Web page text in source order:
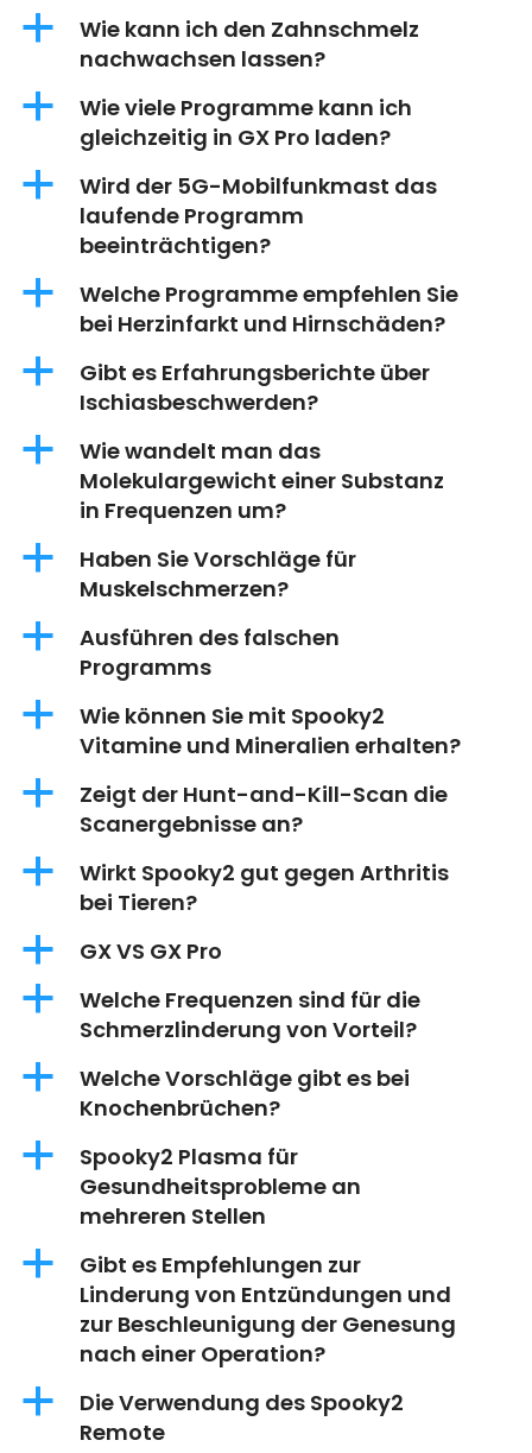
a
Wie kann ich den Zahnschmelz
nachwachsen lassen?
a
Wie viele Programme kann ich
gleichzeitig in GX Pro laden?
a
Wird der 5G-Mobilfunkmast das
laufende Programm
beeinträchtigen?
a
Welche Programme empfehlen Sie
bei Herzinfarkt und Hirnschäden?
a
Gibt es Erfahrungsberichte über
Ischiasbeschwerden?
a
Wie wandelt man das
Molekulargewicht einer Substanz
in Frequenzen um?
a
Haben Sie Vorschläge für
Muskelschmerzen?
a
Ausführen des falschen
Programms
a
Wie können Sie mit Spooky2
Vitamine und Mineralien erhalten?
a
Zeigt der Hunt-and-Kill-Scan die
Scanergebnisse an?
a
Wirkt Spooky2 gut gegen Arthritis
bei Tieren?
a GX VS GX Pro
a
Welche Frequenzen sind für die
Schmerzlinderung von Vorteil?
a
Welche Vorschläge gibt es bei
Knochenbrüchen?
a
Spooky2 Plasma für
Gesundheitsprobleme an
mehreren Stellen
a
Gibt es Empfehlungen zur
Linderung von Entzündungen und
zur Beschleunigung der Genesung
nach einer Operation?
a
Die Verwendung des Spooky2
Remote